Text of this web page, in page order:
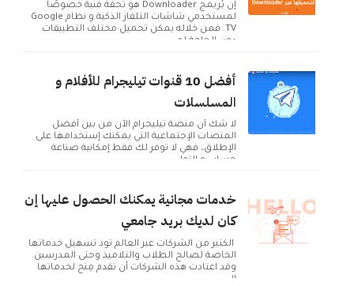
إن بُريمج Downloader هو تحفة فنية خصوصًا
لمستخدمي شاشات التلفاز الذكية و نظام Google
TV. فمن خلاله يمكن تحميل مختلف التطبيقات
دون الحاجة لم...
أفضل 10 قنوات تيليجرام للأفلام و
المسلسلات
لا شك أن منصة تيليجرام الآن من بين أفضل
المنصات الإجتماعية التي يمكنك إستخدامها على
الإطلاق، فهي لا توفر لك فقط إمكانية صناعة
حساب و التوا...
خدمات مجانية يمكنك الحصول عليها إن
كان لديك بريد جامعي
الكثير من الشركات عبر العالم تود تسهيل خدماتها
الخاصة لصالح الطلاب والتلاميذ وحتى المدرسين.
وقد اعتادت هذه الشركات أن تقدم مِنح لخدماتها
ال...